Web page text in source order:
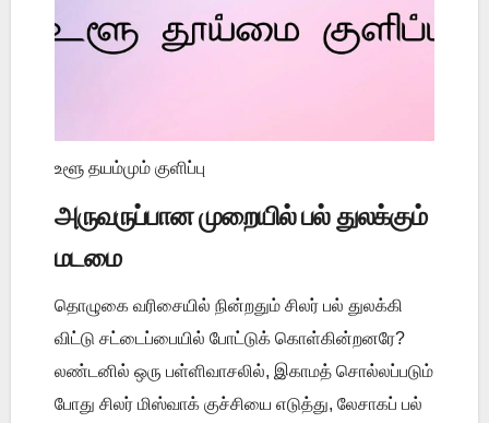
உளூ தயம்மும் குளிப்பு
அருவருப்பான முறையில் பல் துலக்கும்
மடமை
தொழுகை வரிசையில் நின்றதும் சிலர் பல் துலக்கி
விட்டு சட்டைப்பையில் போட்டுக் கொள்கின்றனரே?
லண்டனில் ஒரு பள்ளிவாசலில், இகாமத் சொல்லப்படும்
போது சிலர் மிஸ்வாக் குச்சியை எடுத்து, லேசாகப் பல்